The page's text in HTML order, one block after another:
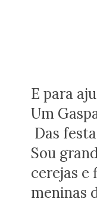
E para
Um
Das
Sou
cerejas e
meninas